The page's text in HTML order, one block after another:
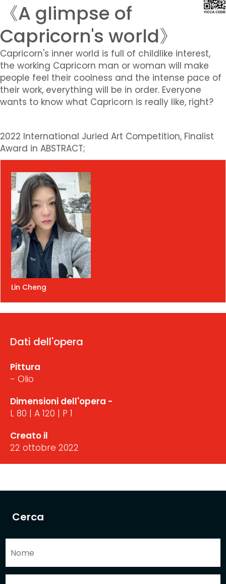
Cerca
《A glimpse of
Capricorn's world》
Capricorn's inner world is full of childlike interest,
the working Capricorn man or woman will make
people feel their coolness and the intense pace of
their work, everything will be in order. Everyone
wants to know what Capricorn is really like, right?
2022 International Juried Art Competition, Finalist
Award in ABSTRACT;
Lin Cheng
Dati dell'opera
Pittura
- Olio
Dimensioni dell'opera -
L 80 | A 120 | P 1
Creato il
22 ottobre 2022